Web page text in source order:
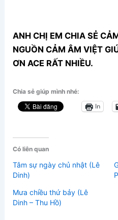
ANH CHỊ EM CHIA SẺ
NGUỒN CẢM ÂM VIỆT
ƠN ACE RẤT NHIỀU.
Chia sẻ giúp mình nhé:
In
Có liên quan
Tâm sự ngày chủ nhật (Lê
Dinh)
Mưa chiều thứ bảy (Lê
Dinh – Thu Hồ)